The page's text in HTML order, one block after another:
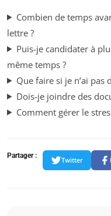
Combien de temps
lettre ?
Puis-je candidater à
même temps ?
Que faire si je n’ai
Dois-je joindre des
Comment gérer le
Partager :
Twitter